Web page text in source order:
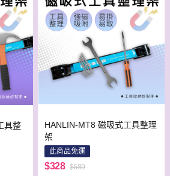
具整
HANLIN-MT8 磁吸式工具整理
架
此商品免運
$328 $689